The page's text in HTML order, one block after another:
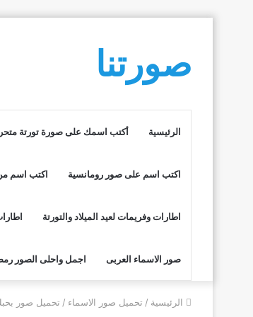
صورتنا
الرئيسية أكتب اسمك على صورة تورتة
اكتب اسم على صور رومانسية اكتب اسم
اطارات وفريمات لعيد الميلاد والتورتة
صور الاسماء العربى اجمل واحلى الصور
الرئيسية / تحميل صور الاسماء / تحميل صور